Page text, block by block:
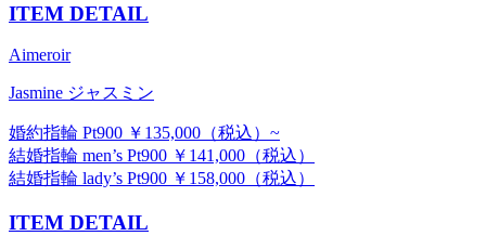
ITEM DETAIL
Aimeroir
Jasmine ジャスミン
婚約指輪 Pt900 ￥135,000（税込）~
結婚指輪 men’s Pt900 ￥141,000（税込）
結婚指輪 lady’s Pt900 ￥158,000（税込）
ITEM DETAIL